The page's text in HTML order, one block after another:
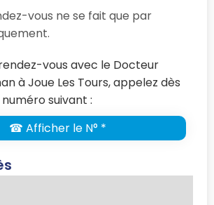
vous ne se fait que par
vous avec le Docteur
à Joue Les Tours, appelez dès
suivant :
☎ Afficher le N° *